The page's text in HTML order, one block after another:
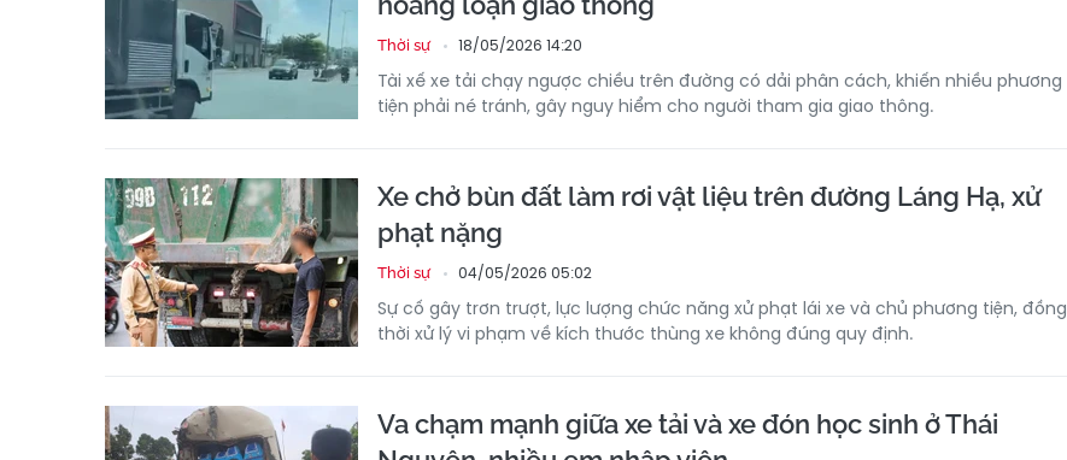
Thời sự 18/05/2026 14:20
Tài xế xe tải chạy ngược chiều trên đường có dải phân cách, khiến nhiều phương
tiện phải né tránh, gây nguy hiểm cho người tham gia giao thông.
Xe chở bùn đất làm rơi vật liệu trên đường Láng Hạ, xử
phạt nặng
Thời sự 04/05/2026 05:02
Sự cố gây trơn trượt, lực lượng chức năng xử phạt lái xe và chủ phương tiện, đồng
thời xử lý vi phạm về kích thước thùng xe không đúng quy định.
Va chạm mạnh giữa xe tải và xe đón học sinh ở Thái